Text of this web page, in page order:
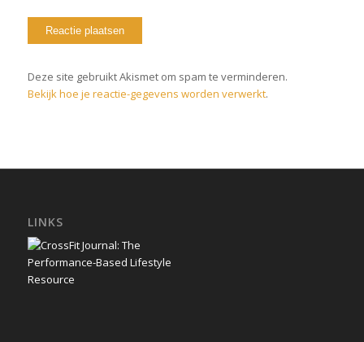
Deze site gebruikt Akismet om spam te verminderen.
Bekijk hoe je reactie-gegevens worden verwerkt.
LINKS